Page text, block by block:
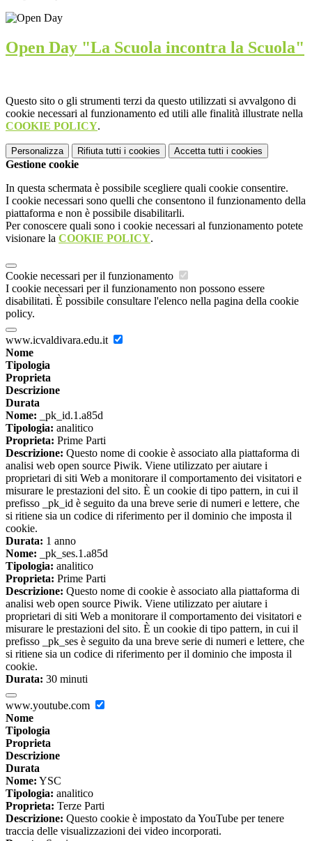
Open Day "La Scuola incontra la Scuola"
Questo sito o gli strumenti terzi da questo utilizzati si avvalgono di
cookie necessari al funzionamento ed utili alle finalità illustrate nella
COOKIE POLICY.
Personalizza Rifiuta tutti i cookies Accetta tutti i cookies
Gestione cookie
In questa schermata è possibile scegliere quali cookie consentire.
I cookie necessari sono quelli che consentono il funzionamento della
piattaforma e non è possibile disabilitarli.
Per conoscere quali sono i cookie necessari al funzionamento potete
visionare la COOKIE POLICY.
Cookie necessari per il funzionamento
I cookie necessari per il funzionamento non possono essere
disabilitati. È possibile consultare l'elenco nella pagina della cookie
policy.
www.icvaldivara.edu.it
Nome
Tipologia
Proprieta
Descrizione
Durata
Nome: _pk_id.1.a85d
Tipologia: analitico
Proprieta: Prime Parti
Descrizione: Questo nome di cookie è associato alla piattaforma di
analisi web open source Piwik. Viene utilizzato per aiutare i
proprietari di siti Web a monitorare il comportamento dei visitatori e
misurare le prestazioni del sito. È un cookie di tipo pattern, in cui il
prefisso _pk_id è seguito da una breve serie di numeri e lettere, che
si ritiene sia un codice di riferimento per il dominio che imposta il
cookie.
Durata: 1 anno
Nome: _pk_ses.1.a85d
Tipologia: analitico
Proprieta: Prime Parti
Descrizione: Questo nome di cookie è associato alla piattaforma di
analisi web open source Piwik. Viene utilizzato per aiutare i
proprietari di siti Web a monitorare il comportamento dei visitatori e
misurare le prestazioni del sito. È un cookie di tipo pattern, in cui il
prefisso _pk_ses è seguito da una breve serie di numeri e lettere, che
si ritiene sia un codice di riferimento per il dominio che imposta il
cookie.
Durata: 30 minuti
www.youtube.com
Nome
Tipologia
Proprieta
Descrizione
Durata
Nome: YSC
Tipologia: analitico
Proprieta: Terze Parti
Descrizione: Questo cookie è impostato da YouTube per tenere
traccia delle visualizzazioni dei video incorporati.